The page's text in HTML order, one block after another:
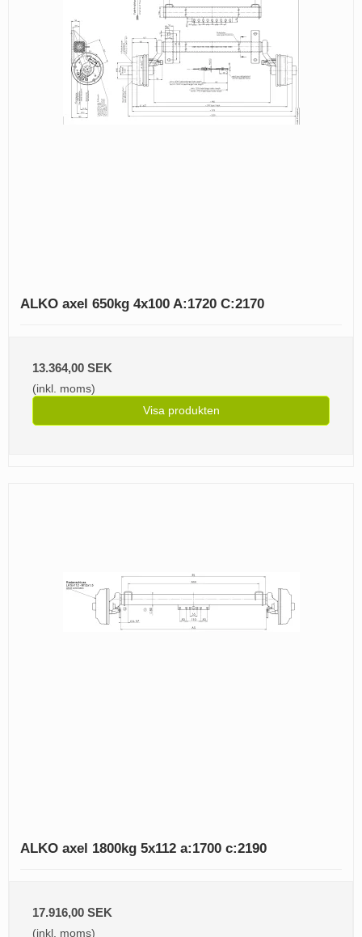
ALKO axel 650kg 4x100 A:1720 C:2170
13.364,00 SEK
(inkl. moms)
Visa produkten
ALKO axel 1800kg 5x112 a:1700 c:2190
17.916,00 SEK
(inkl. moms)